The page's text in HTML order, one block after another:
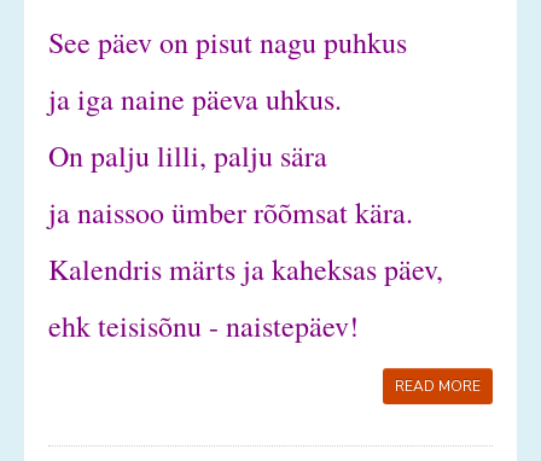
See päev on pisut nagu puhkus
ja iga naine päeva uhkus.
On palju lilli, palju sära
ja naissoo ümber rõõmsat kära.
Kalendris märts ja kaheksas päev,
ehk teisisõnu - naistepäev!
READ MORE